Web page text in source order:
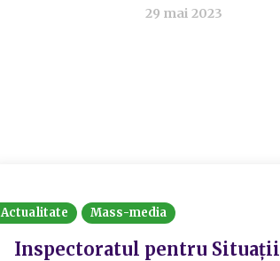
29 mai 2023
Actualitate Mass-media
Inspectoratul pentru Situații